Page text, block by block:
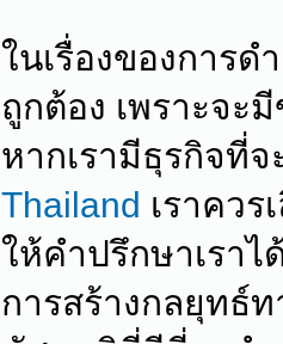
ในเรื่องของการ
ถูกต้อง เพราะจะ
หากเรามีธุรกิจที่
Thailand เราคว
ให้คำปรึกษาเรา
การสร้างกลยุทธ์